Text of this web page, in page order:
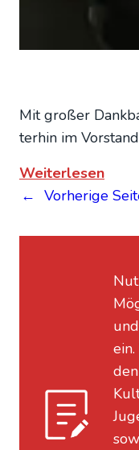
Mit gro­ßer
ter­hin im
Weiterlesen:
Der
stand
sich
neu
auf
← Vorherige